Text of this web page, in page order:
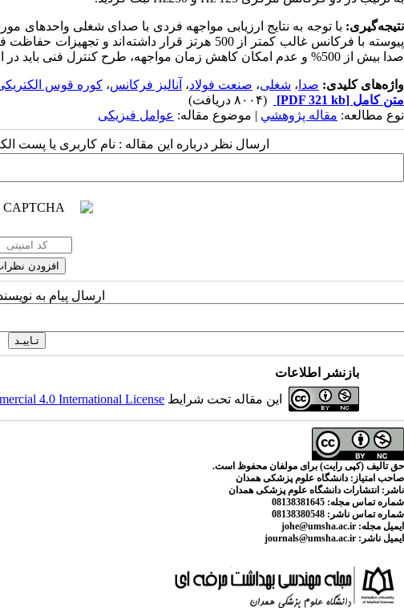
نتیجهگیری: با توجه به نتایج ارزیابی مواجهه فردی با صدای شغلی
پیوسته با فرکانس غالب کمتر از 500 هرتز قرار داشته
اند و تجهیزات حفاظت
صدا بیش از 500% و عدم امکان کاهش زمان مواجهه، طرح کنترل فنی باید در اولویت اقدامات صنعت قرار گیرد.
واژه‌های کلیدی: صدا ، شغلی، صنعت فولاد، آنالیز فرکانس، کوره قوس
متن کامل [PDF 321 kb]
(۸۰۰۴ دریافت)
نوع مطالعه: مقاله پژوهشي | موضوع مقاله: عوامل فیزیکی
ارسال نظر درباره این مقاله : نام کاربری یا پست
ارسال پیام به
بازنشر اطلاعات
این مقاله تحت شرایط 4.0 International License
حق تالیف (کپی رایت) برای مولفان محفوظ است.
صاحب امتیاز: دانشگاه علوم پزشکی همدان
ناشر: انتشارات دانشگاه علوم پزشکی همدان
شماره تماس مجله: 08138381645
شماره تماس ناشر:
ایمیل مجله:
ایمیل ناشر: